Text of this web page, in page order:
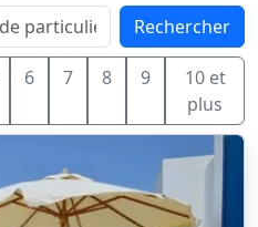
Rechercher
6 7 8 9
10 et
plus